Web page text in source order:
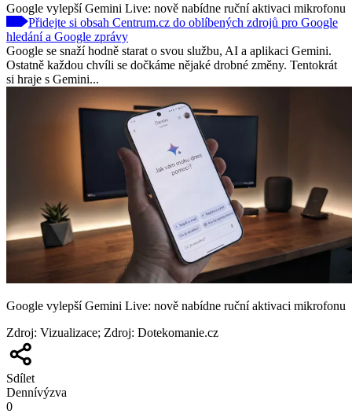
Google vylepší Gemini Live: nově nabídne ruční aktivaci mikrofonu
Přidejte si obsah Centrum.cz do oblíbených zdrojů pro Google
hledání a Google zprávy
Google se snaží hodně starat o svou službu, AI a aplikaci Gemini.
Ostatně každou chvíli se dočkáme nějaké drobné změny. Tentokrát
si hraje s Gemini...
Google vylepší Gemini Live: nově nabídne ruční aktivaci mikrofonu
Zdroj: Vizualizace; Zdroj: Dotekomanie.cz
Sdílet
Dennívýzva
0